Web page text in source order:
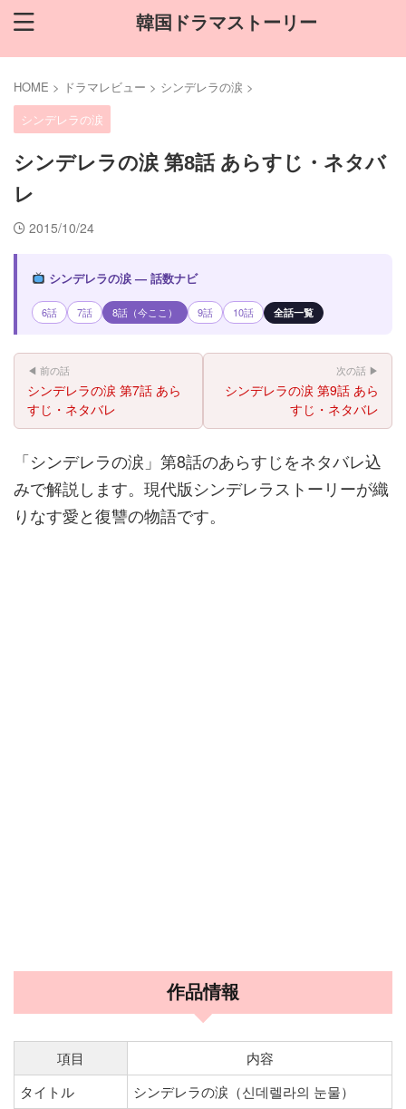
韓国ドラマストーリー
HOME > ドラマレビュー > シンデレラの涙 >
シンデレラの涙
シンデレラの涙 第8話 あらすじ・ネタバ
レ
2015/10/24
シンデレラの涙 — 話数ナビ
6話 7話 8話（今ここ） 9話 10話 全話一覧
◀ 前の話
シンデレラの涙 第7話 あら
すじ・ネタバレ
次の話 ▶
シンデレラの涙 第9話 あら
すじ・ネタバレ
「シンデレラの涙」第8話のあらすじをネタバレ込
みで解説します。現代版シンデレラストーリーが織
りなす愛と復讐の物語です。
作品情報
項目
内容
タイトル
シンデレラの涙（신데렐라의 눈물）